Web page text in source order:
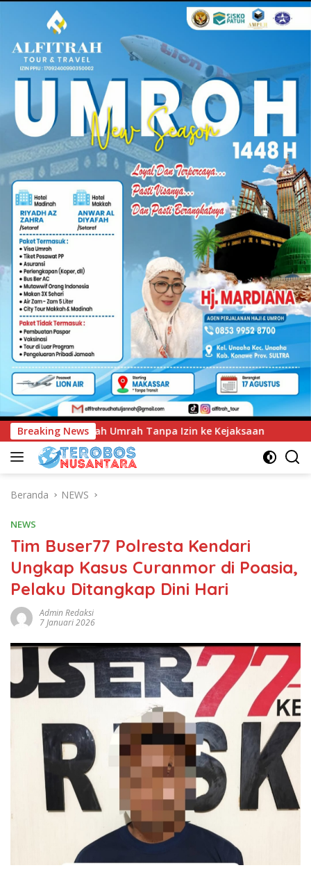
Breaking News
ke Kejaksaan UNIMEN Tambah Delapan
Beranda NEWS
NEWS
Tim Buser77 Polresta Kendari
Ungkap Kasus Curanmor di Poasia,
Pelaku Ditangkap Dini Hari
Admin Redaksi
7 Januari 2026